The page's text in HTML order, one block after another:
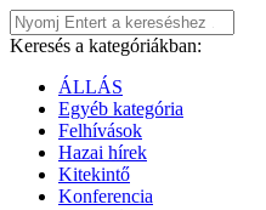
Keresés a kategóriákban:
ÁLLÁS
Egyéb kategória
Felhívások
Hazai hírek
Kitekintő
Konferencia